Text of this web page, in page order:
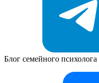
Блог семейного психолога